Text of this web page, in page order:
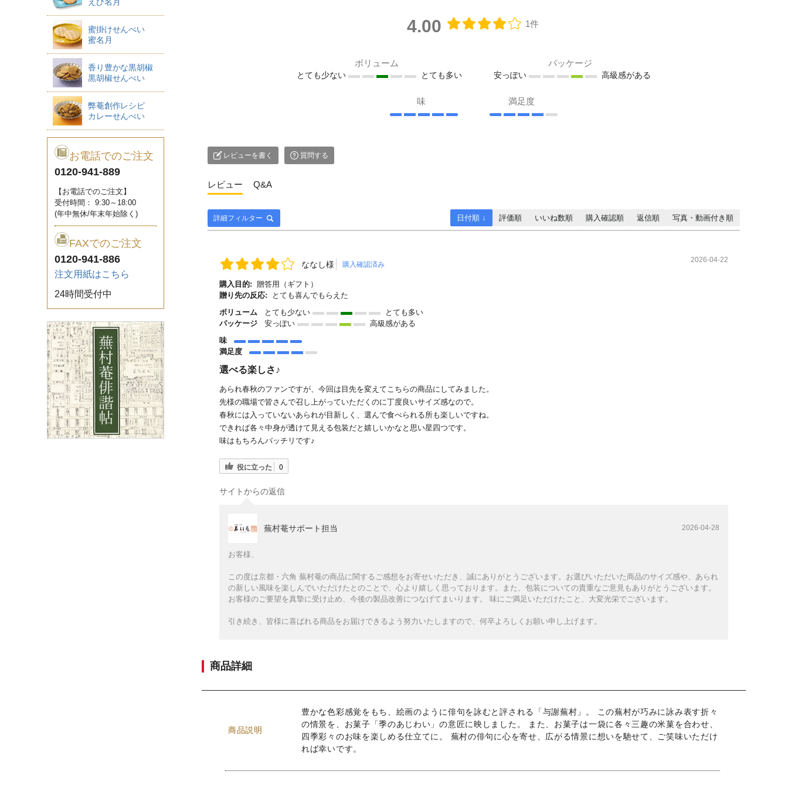
えび名月
蜜掛けせんべい
蜜名月
香り豊かな黒胡椒
黒胡椒せんべい
弊菴創作レシピ
カレーせんべい
お電話でのご注文
0120-941-889
【お電話でのご注文】
受付時間： 9:30～18:00
(年中無休/年末年始除く)
FAXでのご注文
0120-941-886
注文用紙はこちら
24時間受付中
4.00 1件
ボリューム
とても少ない とても多い
パッケージ
安っぽい 高級感がある
味 満足度
レビューを書く 質問する
レビュー Q&A
詳細フィルター 日付順 ↓ 評価順 いいね数順 購入確認順 返信順 写真・動画付き順
ななし様 購入確認済み
2026-04-22
購入目的:
贈答用（ギフト）
贈り先の反応:
とても喜んでもらえた
ボリューム
とても少ない
とても多い
パッケージ
安っぽい
高級感がある
味
満足度
選べる楽しさ♪
あられ春秋のファンですが、今回は目先を変えてこちらの商品にしてみました。
先様の職場で皆さんで召し上がっていただくのに丁度良いサイズ感なので。
春秋には入っていないあられが目新しく、選んで食べられる所も楽しいですね。
できれば各々中身が透けて見える包装だと嬉しいかなと思い星四つです。
味はもちろんバッチリです♪
役に立った 0
サイトからの返信
蕪村菴サポート担当 2026-04-28
お客様、
この度は京都・六角 蕪村菴の商品に関するご感想をお寄せいただき、誠にありがとうございます。お選びいただいた商品のサイズ感や、あられ
の新しい風味を楽しんでいただけたとのことで、心より嬉しく思っております。また、包装についての貴重なご意見もありがとうございます。
お客様のご要望を真摯に受け止め、今後の製品改善につなげてまいります。 味にご満足いただけたこと、大変光栄でございます。
引き続き、皆様に喜ばれる商品をお届けできるよう努力いたしますので、何卒よろしくお願い申し上げます。
商品詳細
商品説明
豊かな色彩感覚をもち、絵画のように俳句を詠むと評される「与謝蕪村」。 この蕪村が巧みに詠み表す折々
の情景を、お菓子「季のあじわい」の意匠に映しました。 また、お菓子は一袋に各々三趣の米菓を合わせ、
四季彩々のお味を楽しめる仕立てに。 蕪村の俳句に心を寄せ、広がる情景に想いを馳せて、ご笑味いただけ
れば幸いです。